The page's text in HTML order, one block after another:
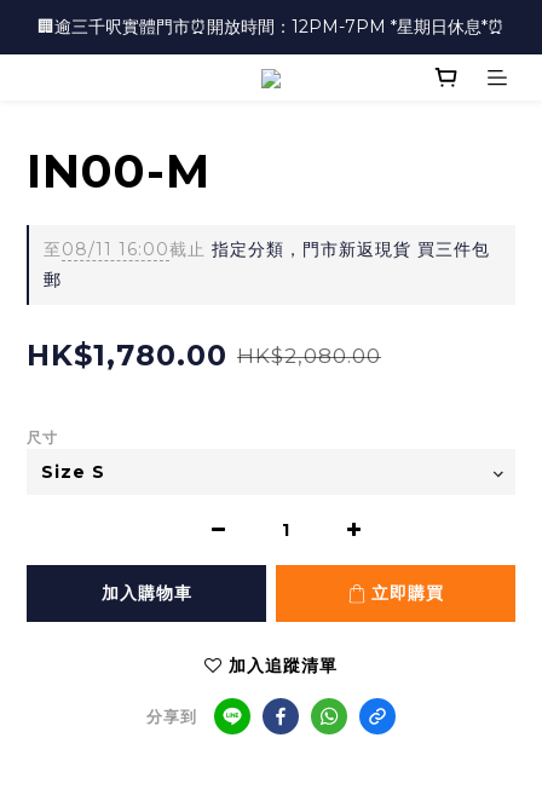
🏢逾三千呎實體門市⏰開放時間：12PM-7PM *星期日休息*⏰
🏢逾三千呎實體門市⏰開放時間：12PM-7PM *星期日休息*⏰
👜📣 歡迎隨時光臨 📣💍
🏢逾三千呎實體門市⏰開放時間：12PM-7PM *星期日休息*⏰
IN00-M
至08/11 16:00截止 指定分類，門市新返現貨 買三件包
郵
HK$1,780.00 HK$2,080.00
尺寸
加入購物車 立即購買
加入追蹤清單
分享到